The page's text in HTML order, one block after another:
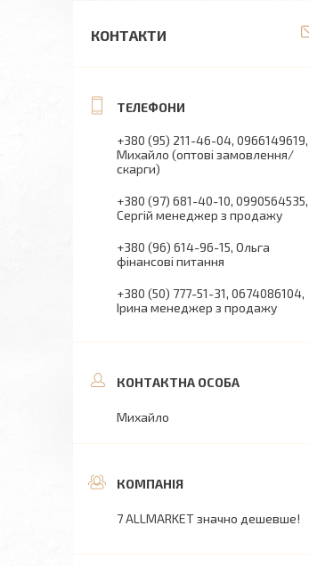
КОНТАКТИ
+380 (95) 211-46-04 0966149619
Михайло (оптові замовлення/
скарги)
+380 (97) 681-40-10 0990564535
Сергій менеджер з продажу
+380 (96) 614-96-15 Ольга
фінансові питання
+380 (50) 777-51-31 0674086104
Ірина менеджер з продажу
Михайло
7 ALLMARKET значно дешевше!